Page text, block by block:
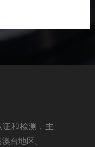
证和检测，主
台地区。